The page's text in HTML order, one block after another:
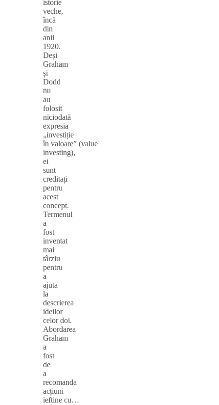
istorie
veche,
încă
din
anii
1920.
Deși
Graham
și
Dodd
nu
au
folosit
niciodată
expresia
„investiție
în valoare” (value
investing),
ei
sunt
creditați
pentru
acest
concept.
Termenul
a
fost
inventat
mai
târziu
pentru
a
ajuta
la
descrierea
ideilor
celor doi.
Abordarea
Graham
a
fost
de
a
recomanda
acțiuni
ieftine cu…